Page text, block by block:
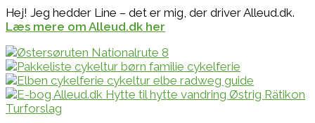
Hej! Jeg hedder Line – det er mig, der driver Alleud.dk.
Læs mere om Alleud.dk her